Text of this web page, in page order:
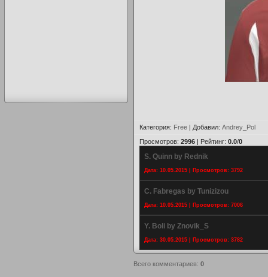
Категория: Free | Добавил: Andrey_Pol
Просмотров: 2996 | Рейтинг: 0.0/0
S. Quinn by Rednik
Дата: 10.05.2015 | Просмотров: 3792
C. Fabregas by Tunizizou
Дата: 10.05.2015 | Просмотров: 7006
Y. Boli by Znovik_S
Дата: 30.05.2015 | Просмотров: 3782
Всего комментариев: 0